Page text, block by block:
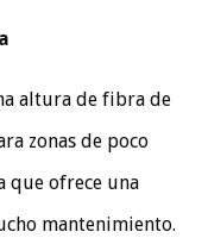
altura de fibra de
zonas de poco
que ofrece una
mantenimiento.